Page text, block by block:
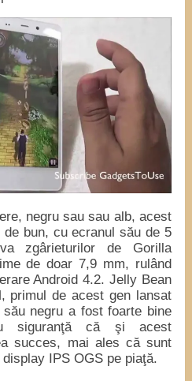
negru sau sau alb, acest
bun, cu ecranul său de 5
zgârieturilor de Gorilla
de doar 7,9 mm, rulând
Android 4.2. Jelly Bean
primul de acest gen lansat
negru a fost foarte bine
siguranţă că şi acest
succes, mai ales că sunt
IPS OGS pe piaţă.